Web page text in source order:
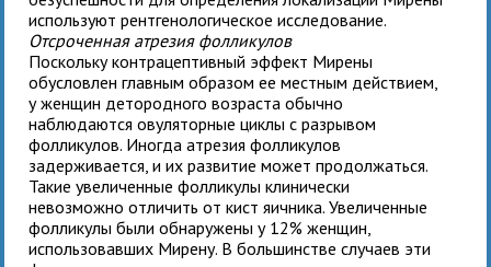
используют рентгенологическое исследование.
Отсроченная атрезия фолликулов
Поскольку контрацептивный эффект Мирены
обусловлен главным образом ее местным действием,
у женщин детородного возраста обычно
наблюдаются овуляторные циклы с разрывом
фолликулов. Иногда атрезия фолликулов
задерживается, и их развитие может продолжаться.
Такие увеличенные фолликулы клинически
невозможно отличить от кист яичника. Увеличенные
фолликулы были обнаружены у 12% женщин,
использовавших Мирену. В большинстве случаев эти